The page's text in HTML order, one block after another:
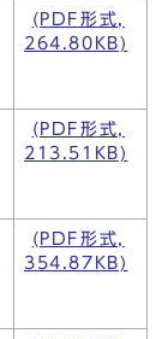
(PDF形式,
264.80KB)
(PDF形式,
213.51KB)
(PDF形式,
354.87KB)